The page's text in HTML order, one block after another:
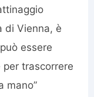
di Vienna, è
essere
trascorrere
mano”